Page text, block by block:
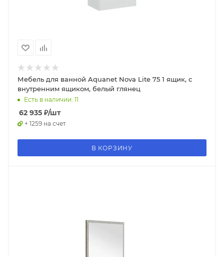
Мебель для ванной Aquanet Nova Lite 75 1 ящик, с
внутренним ящиком, белый глянец
Есть в наличии: 11
62 935 ₽/шт
+ 1259 на счет
В КОРЗИНУ